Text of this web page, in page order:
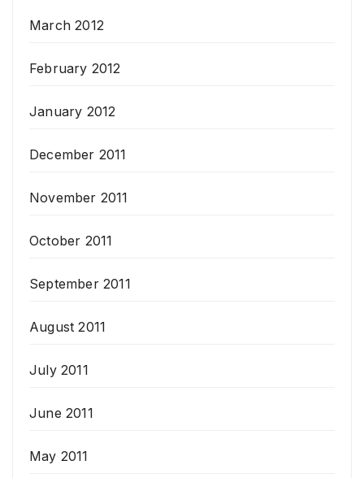
March 2012
February 2012
January 2012
December 2011
November 2011
October 2011
September 2011
August 2011
July 2011
June 2011
May 2011